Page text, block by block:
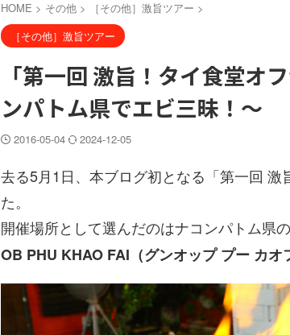
HOME > その他 > ［その他］激旨ツアー >
［その他］激旨ツアー
「第一回 激旨！タイ食堂オ
ンパトム県でエビ三昧！〜
2016-05-04 2024-12-05
去る5月1日、本ブログ初となる「第一回 激
た。
開催場所として選んだのはナコンパトム県
OB PHU KHAO FAI（グンオップ プー カオ